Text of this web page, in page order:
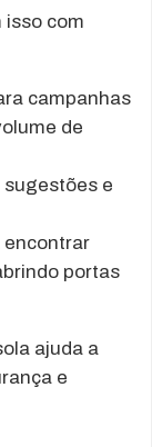
com
campanhas
de
sugestões e
encontrar
portas
ajuda a
e